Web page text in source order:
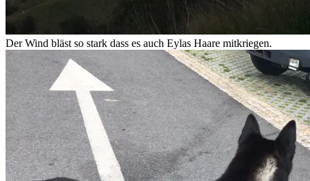
Der Wind bläst so stark dass es auch Eylas Haare mitkriegen.